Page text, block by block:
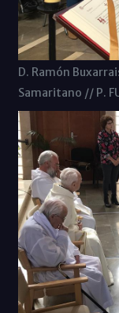
D. Ramón
Samaritano // P.